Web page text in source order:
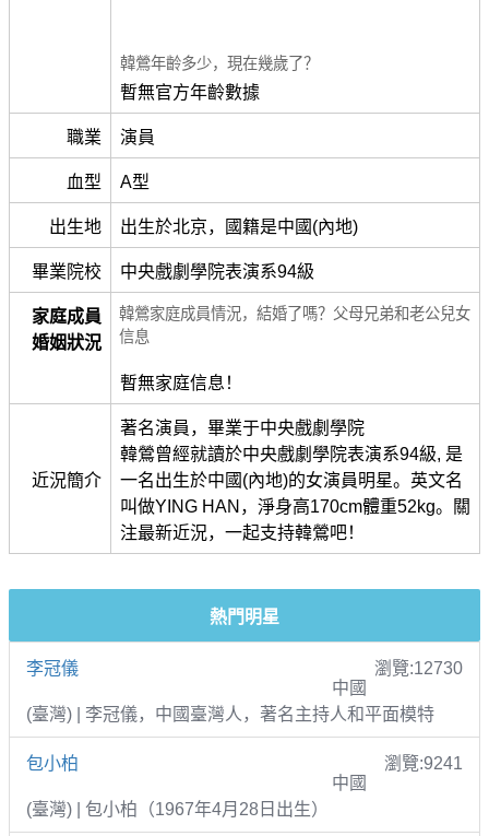
韓鶯年齡多少，現在幾歲了？
暫無官方年齡數據
職業 演員
血型 A型
出生地 出生於北京，國籍是中國(內地)
畢業院校 中央戲劇學院表演系94級
家庭成員
婚姻狀況
韓鶯家庭成員情況，結婚了嗎？父母兄弟和老公兒女
信息
暫無家庭信息！
近況簡介
著名演員，畢業于中央戲劇學院
韓鶯曾經就讀於中央戲劇學院表演系94級, 是
一名出生於中國(內地)的女演員明星。英文名
叫做YING HAN，淨身高170cm體重52kg。關
注最新近況，一起支持韓鶯吧！
熱門明星
李冠儀
瀏覽:12730
中國
(臺灣) | 李冠儀，中國臺灣人，著名主持人和平面模特
包小柏
瀏覽:9241
中國
(臺灣) | 包小柏（1967年4月28日出生）